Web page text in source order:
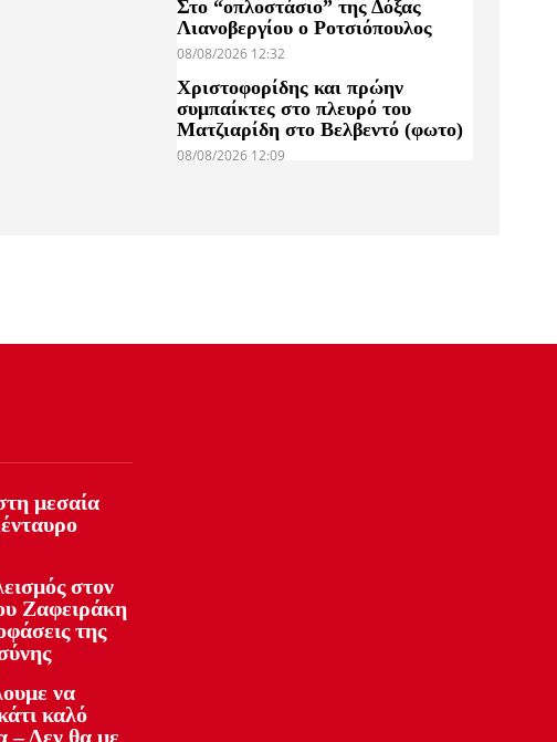
Στο “οπλοστάσιο” της Δόξας
Λιανοβεργίου ο Ροτσιόπουλος
08/08/2026 12:32
Χριστοφορίδης και πρώην
συμπαίκτες στο πλευρό του
Ματζιαρίδη στο Βελβεντό (φωτο)
08/08/2026 12:09
μεσαία
στον
Ζαφειράκη
της
να
καλό
– Δεν θα με